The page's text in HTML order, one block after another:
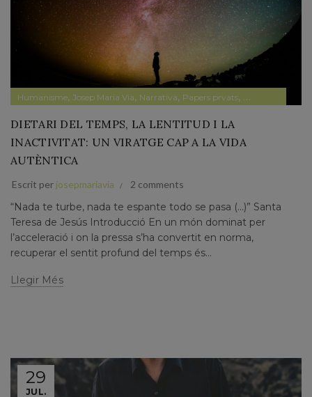
Humanisme, Josep Maria Via, Narrativa, Papers prvats, Pensament
DIETARI DEL TEMPS, LA LENTITUD I LA
INACTIVITAT: UN VIRATGE CAP A LA VIDA
AUTÈNTICA
Escrit per josepmariavia 2 comments
“Nada te turbe, nada te espante todo se pasa (…)” Santa
Teresa de Jesús Introducció En un món dominat per
l’acceleració i on la pressa s’ha convertit en norma,
recuperar el sentit profund del temps és...
Llegir Més
29
JUL.